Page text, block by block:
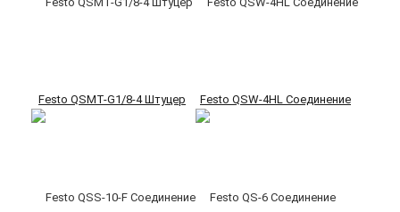
Festo QSMT-G1/8-4 Штуцер Festo QSW-4HL Соединение